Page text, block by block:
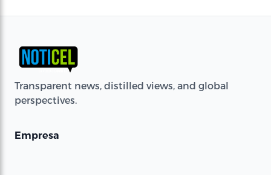
Transparent news, distilled views, and global
perspectives.
Empresa